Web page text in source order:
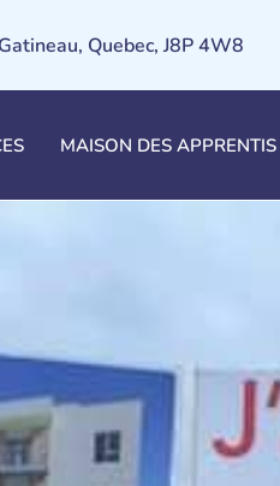
Quebec, J8P 4W8
MAISON DES APPRENTIS
pour